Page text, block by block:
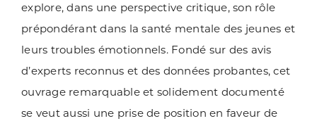
explore, dans une perspective critique, son rôle
prépondérant dans la santé mentale des jeunes et
leurs troubles émotionnels. Fondé sur des avis
d’experts reconnus et des données probantes, cet
ouvrage remarquable et solidement documenté
se veut aussi une prise de position en faveur de